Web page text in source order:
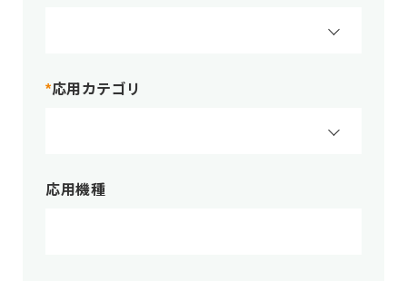
*応用カテゴリ
応用機種